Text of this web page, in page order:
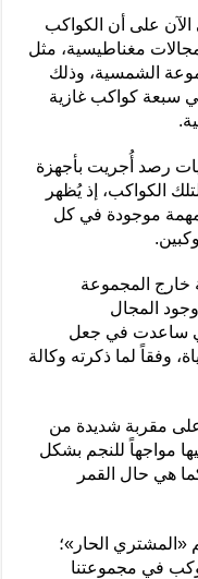
على أن الكواكب
مغناطيسية، مثل
الشمسية، وذلك
سبعة كواكب غازية
رصد أُجريت بأجهزة
الكواكب، إذ يُظهر
موجودة في كل
خارج المجموعة
المجال
ساعدت في جعل
وفقاً لما ذكرته وكالة
على مقربة شديدة من
مواجهاً للنجم بشكل
هي حال القمر
الحار»؛
في مجموعتنا